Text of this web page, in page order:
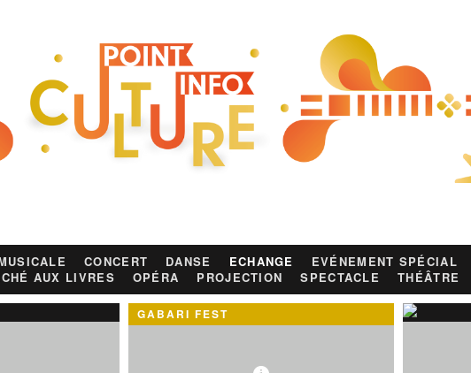
CONCERT DANSE ECHANGE EVÉNEMENT SPÉCIAL
AUX LIVRES OPÉRA PROJECTION SPECTACLE THÉÂTRE
GABARI FEST